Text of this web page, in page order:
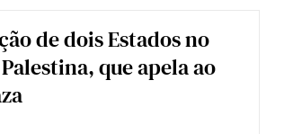
de dois Estados no
que apela ao